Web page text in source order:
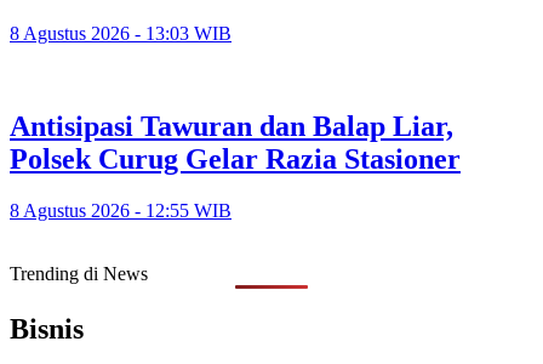
8 Agustus 2026 - 13:03 WIB
Antisipasi Tawuran dan Balap Liar,
Polsek Curug Gelar Razia Stasioner
8 Agustus 2026 - 12:55 WIB
Trending di News
Bisnis